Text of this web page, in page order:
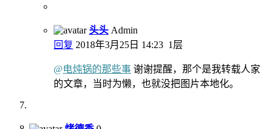
头头 Admin
回复 2018年3月25日 14:23 1层
@电炖锅的那些事 谢谢提醒，那个是我转载人家
的文章，当时为懒，也就没把图片本地化。